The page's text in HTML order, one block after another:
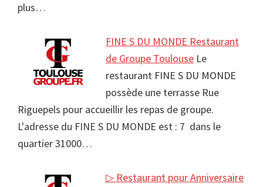
plus…
FINE S DU MONDE Restaurant
de Groupe Toulouse Le
restaurant FINE S DU MONDE
possède une terrasse Rue
Riguepels pour accueillir les repas de groupe.
L'adresse du FINE S DU MONDE est : 7 dans le
quartier 31000…
▷ Restaurant pour Anniversaire